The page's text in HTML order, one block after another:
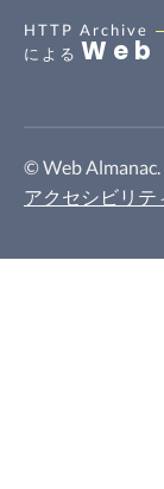
HTTP Archive
による
© Web
アクセシビリテ